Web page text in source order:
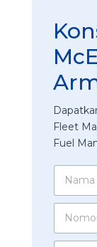
Fleet
Fuel
N
m
N
m